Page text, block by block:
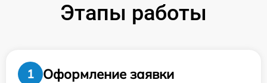
Этапы работы
1
Оформление заявки